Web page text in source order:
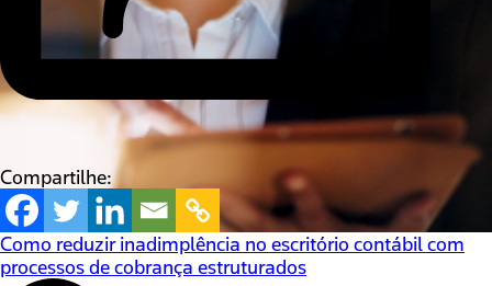
Compartilhe:
Como reduzir inadimplência no escritório contábil com
processos de cobrança estruturados